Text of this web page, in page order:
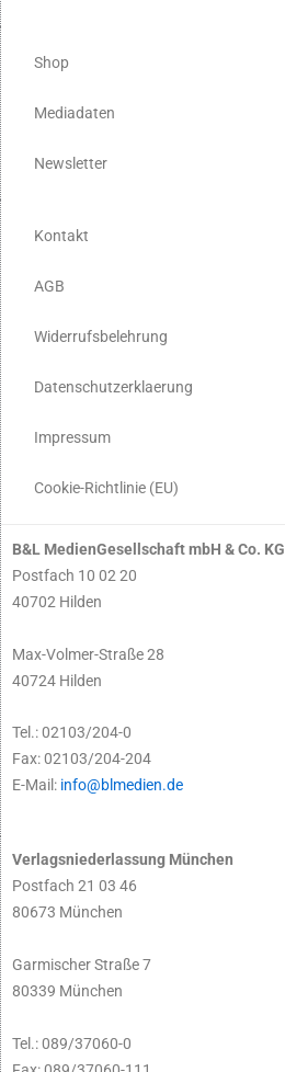
Shop
Mediadaten
Newsletter
Kontakt
AGB
Widerrufsbelehrung
Datenschutzerklaerung
Impressum
Cookie-Richtlinie (EU)
B&L MedienGesellschaft mbH & Co. KG
Postfach 10 02 20
40702 Hilden
Max-Volmer-Straße 28
40724 Hilden
Tel.: 02103/204-0
Fax: 02103/204-204
E-Mail: info@blmedien.de
Verlagsniederlassung München
Postfach 21 03 46
80673 München
Garmischer Straße 7
80339 München
Tel.: 089/37060-0